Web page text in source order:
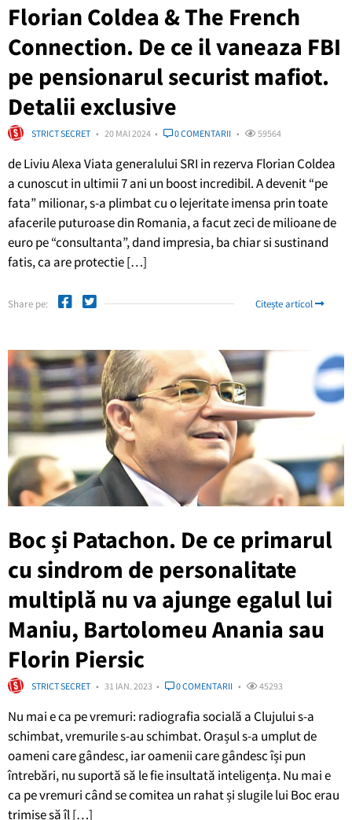
Florian Coldea & The French
Connection. De ce il vaneaza FBI
pe pensionarul securist mafiot.
Detalii exclusive
STRICT SECRET 20 MAI 2024 0 COMENTARII 59564
de Liviu Alexa Viata generalului SRI in rezerva Florian Coldea
a cunoscut in ultimii 7 ani un boost incredibil. A devenit “pe
fata” milionar, s-a plimbat cu o lejeritate imensa prin toate
afacerile puturoase din Romania, a facut zeci de milioane de
euro pe “consultanta”, dand impresia, ba chiar si sustinand
fatis, ca are protectie […]
Share pe: Citește articol
Boc și Patachon. De ce primarul
cu sindrom de personalitate
multiplă nu va ajunge egalul lui
Maniu, Bartolomeu Anania sau
Florin Piersic
STRICT SECRET 31 IAN. 2023 0 COMENTARII 45293
Nu mai e ca pe vremuri: radiografia socială a Clujului s-a
schimbat, vremurile s-au schimbat. Orașul s-a umplut de
oameni care gândesc, iar oamenii care gândesc își pun
întrebări, nu suportă să le fie insultată inteligența. Nu mai e
ca pe vremuri când se comitea un rahat și slugile lui Boc erau
trimise să îl […]